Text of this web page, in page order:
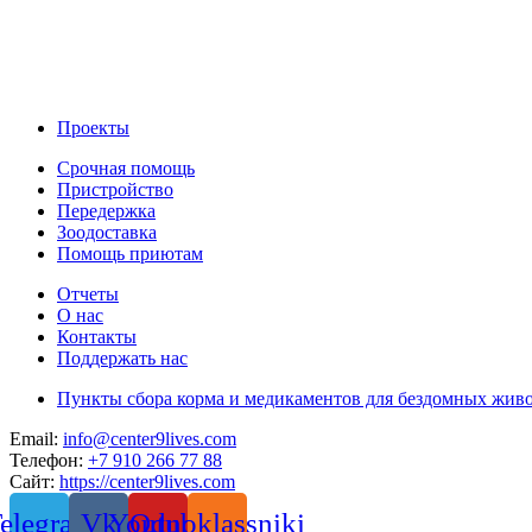
Проекты
Срочная помощь
Пристройство
Передержка
Зоодоставка
Помощь приютам
Отчеты
О нас
Контакты
Поддержать нас
Пункты сбора корма и медикаментов для бездомных
Email: info@center9lives.com
Телефон: +7 910 266 77 88
Сайт: https://center9lives.com
VkYoutube
Odnoklassniki